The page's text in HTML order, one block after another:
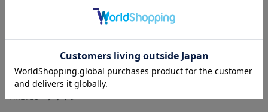
ショルダーストラップ:W1.5×L108～118cm(5段階調整)
金具:SILVER
マテリアル:子牛革
付属品:ギャランティカード